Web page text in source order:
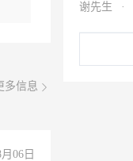
多信息
06日
谢先生 ·